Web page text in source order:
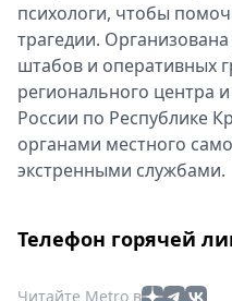
психологи, чтобы
трагедии.
штабов и оперативных
регионального центра
России по Республике
органами местного
экстренными службами.
Телефон горячей
Читайте Metro в